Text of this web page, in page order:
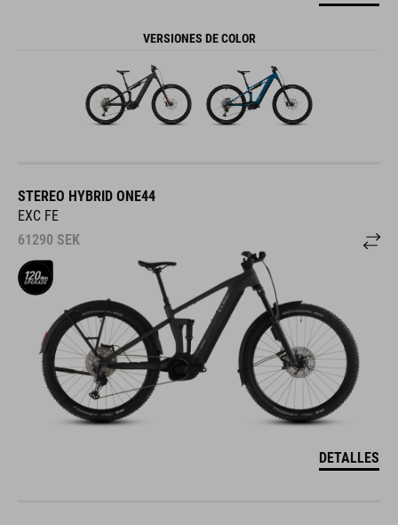
VERSIONES DE COLOR
STEREO HYBRID ONE44
EXC FE
61290 SEK
DETALLES